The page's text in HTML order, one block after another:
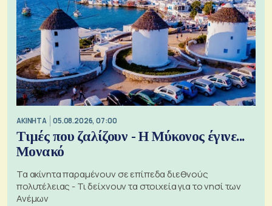
ΑΚΙΝΗΤΑ 05.08.2026, 07:00
Τιμές που ζαλίζουν - Η Μύκονος έγινε...
Μονακό
Τα ακίνητα παραμένουν σε επίπεδα διεθνούς
πολυτέλειας - Τι δείχνουν τα στοιχεία για το νησί των
Ανέμων